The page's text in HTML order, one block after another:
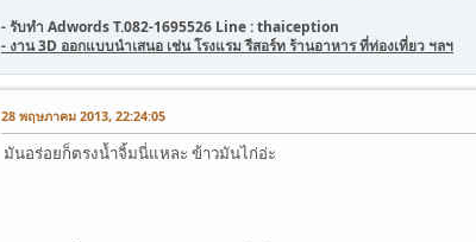
- รับทำ Adwords T.082-1695526 Line : thaiception
- งาน 3D ออกแบบนำเสนอ เช่น โรงแรม รีสอร์ท ร้านอาหาร ที่ท่องเที่ยว ฯลฯ
28 พฤษภาคม 2013, 22:24:05
มันอร่อยก็ตรงน้ำจิ้มนี่แหละ ข้าวมันไก่อ่ะ